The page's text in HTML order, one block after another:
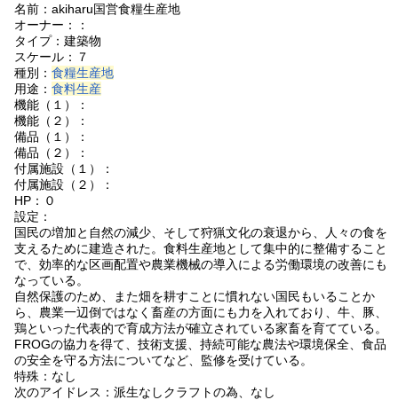
名前：akiharu国営食糧生産地
オーナー：：
タイプ：建築物
スケール：７
種別：食糧生産地
用途：食料生産
機能（１）：
機能（２）：
備品（１）：
備品（２）：
付属施設（１）：
付属施設（２）：
HP：０
設定：
国民の増加と自然の減少、そして狩猟文化の衰退から、人々の食を
支えるために建造された。食料生産地として集中的に整備すること
で、効率的な区画配置や農業機械の導入による労働環境の改善にも
なっている。
自然保護のため、また畑を耕すことに慣れない国民もいることか
ら、農業一辺倒ではなく畜産の方面にも力を入れており、牛、豚、
鶏といった代表的で育成方法が確立されている家畜を育てている。
FROGの協力を得て、技術支援、持続可能な農法や環境保全、食品
の安全を守る方法についてなど、監修を受けている。
特殊：なし
次のアイドレス：派生なしクラフトの為、なし